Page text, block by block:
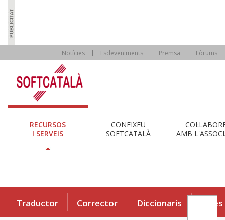
Notícies Esdeveniments Premsa Fòrums
RECURSOS
I SERVEIS
CONEIXEU
SOFTCATALÀ
AMB
Traductor Corrector Diccionaris Eines